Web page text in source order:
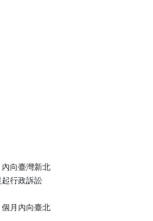
內向臺灣新北
起行政訴訟
月內向臺北